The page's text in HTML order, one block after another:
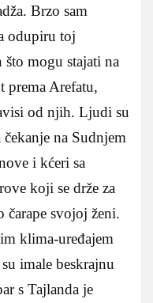
Brzo sam
odupiru toj
mogu stajati na
prema Arefatu,
od njih. Ljudi su
na Sudnjem
i kćeri sa
koji se drže za
čarape svojoj ženi.
klima-uređajem
imale beskrajnu
s Tajlanda je